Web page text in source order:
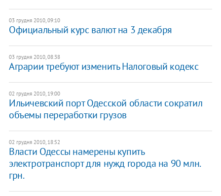
03 грудня 2010, 09:10
Официальный курс валют на 3 декабря
03 грудня 2010, 08:38
Аграрии требуют изменить Налоговый кодекс
02 грудня 2010, 19:00
Ильичевский порт Одесской области сократил
объемы переработки грузов
02 грудня 2010, 18:52
Власти Одессы намерены купить
электротранспорт для нужд города на 90 млн.
грн.